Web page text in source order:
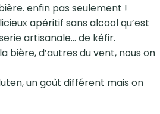
enfin pas seulement !
apéritif sans alcool qu’est
artisanale… de kéfir.
bière, d’autres du vent, nous on
un goût différent mais on